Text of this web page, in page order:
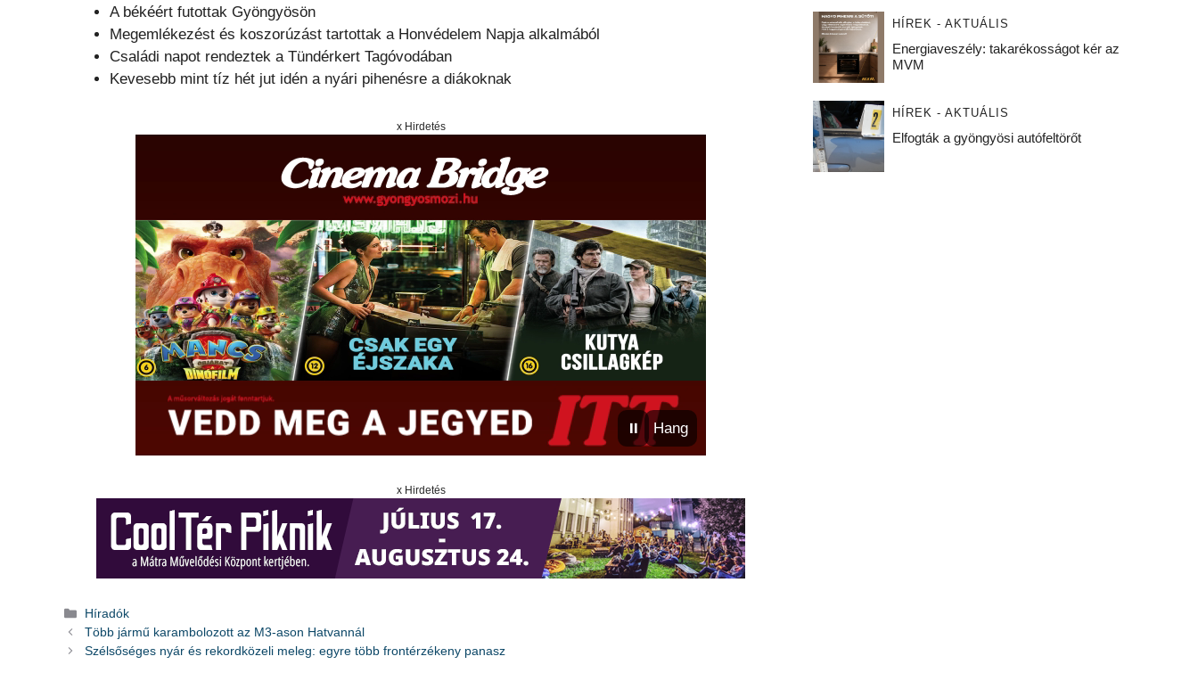
A békéért futottak Gyöngyösön
Megemlékezést és koszorúzást tartottak a Honvédelem Napja alkalmából
Családi napot rendeztek a Tündérkert Tagóvodában
Kevesebb mint tíz hét jut idén a nyári pihenésre a diákoknak
x Hirdetés
⏸ Hang
x Hirdetés
Kategória
Híradók
Több jármű karambolozott az M3-ason Hatvannál
Szélsőséges nyár és rekordközeli meleg: egyre több frontérzékeny panasz
HÍREK - AKTUÁLIS
Energiaveszély: takarékosságot kér az
MVM
HÍREK - AKTUÁLIS
Elfogták a gyöngyösi autófeltörőt